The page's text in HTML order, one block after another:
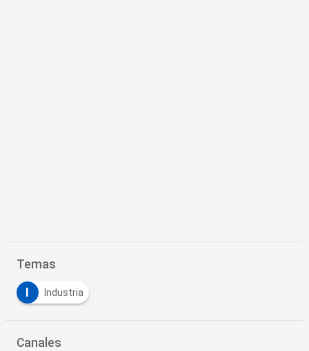
Temas
Industria
Canales